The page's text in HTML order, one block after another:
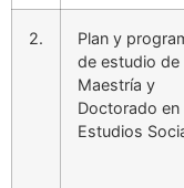
2.
Plan y
de estudio de
Maestría y
Doctorado en
Estudios